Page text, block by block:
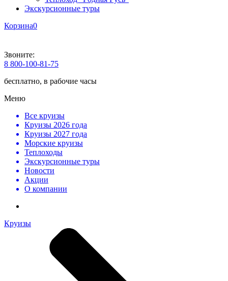
Экскурсионные туры
Корзина0
Звоните:
8 800-100-81-75
бесплатно, в рабочие часы
Меню
Все круизы
Круизы 2026 года
Круизы 2027 года
Морские круизы
Теплоходы
Экскурсионные туры
Новости
Акции
О компании
Круизы